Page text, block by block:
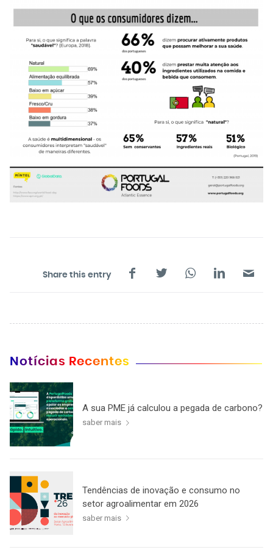
Share this entry
Notícias Recentes
A sua PME já calculou a pegada de carbono?
saber mais
Tendências de inovação e consumo no
setor agroalimentar em 2026
saber mais